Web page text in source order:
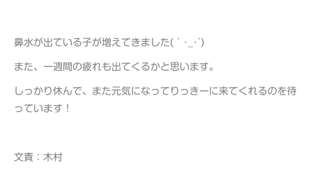
鼻水が出ている子が増えてきました(´･_･`)
また、一週間の疲れも出てくるかと思います。
しっかり休んで、また元気になってりっきーに来てくれるのを待
っています！
文責：木村